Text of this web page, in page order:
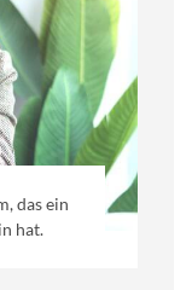
das ein
hat.